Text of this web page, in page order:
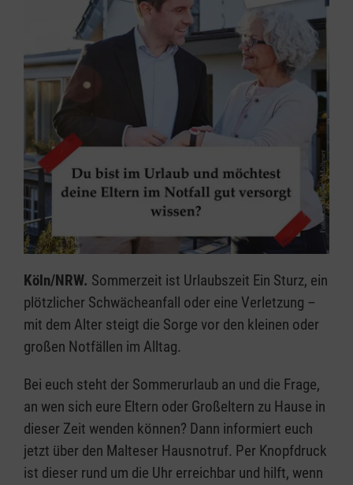
Köln/NRW. Sommerzeit ist Urlaubszeit Ein Sturz, ein
plötzlicher Schwächeanfall oder eine Verletzung –
mit dem Alter steigt die Sorge vor den kleinen oder
großen Notfällen im Alltag.
Bei euch steht der Sommerurlaub an und die Frage,
an wen sich eure Eltern oder Großeltern zu Hause in
dieser Zeit wenden können? Dann informiert euch
jetzt über den Malteser Hausnotruf. Per Knopfdruck
ist dieser rund um die Uhr erreichbar und hilft, wenn